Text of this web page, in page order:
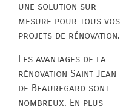
une solution sur
mesure pour tous vos
projets de rénovation.
Les avantages de la
rénovation Saint Jean
de Beauregard sont
nombreux. En plus